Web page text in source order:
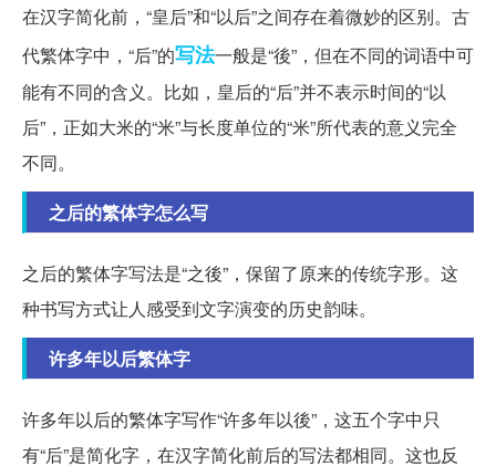
在汉字简化前，“皇后”和“以后”之间存在着微妙的区别。古
代繁体字中，“后”的写法一般是“後”，但在不同的词语中可
能有不同的含义。比如，皇后的“后”并不表示时间的“以
后”，正如大米的“米”与长度单位的“米”所代表的意义完全
不同。
之后的繁体字怎么写
之后的繁体字写法是“之後”，保留了原来的传统字形。这
种书写方式让人感受到文字演变的历史韵味。
许多年以后繁体字
许多年以后的繁体字写作“许多年以後”，这五个字中只
有“后”是简化字，在汉字简化前后的写法都相同。这也反